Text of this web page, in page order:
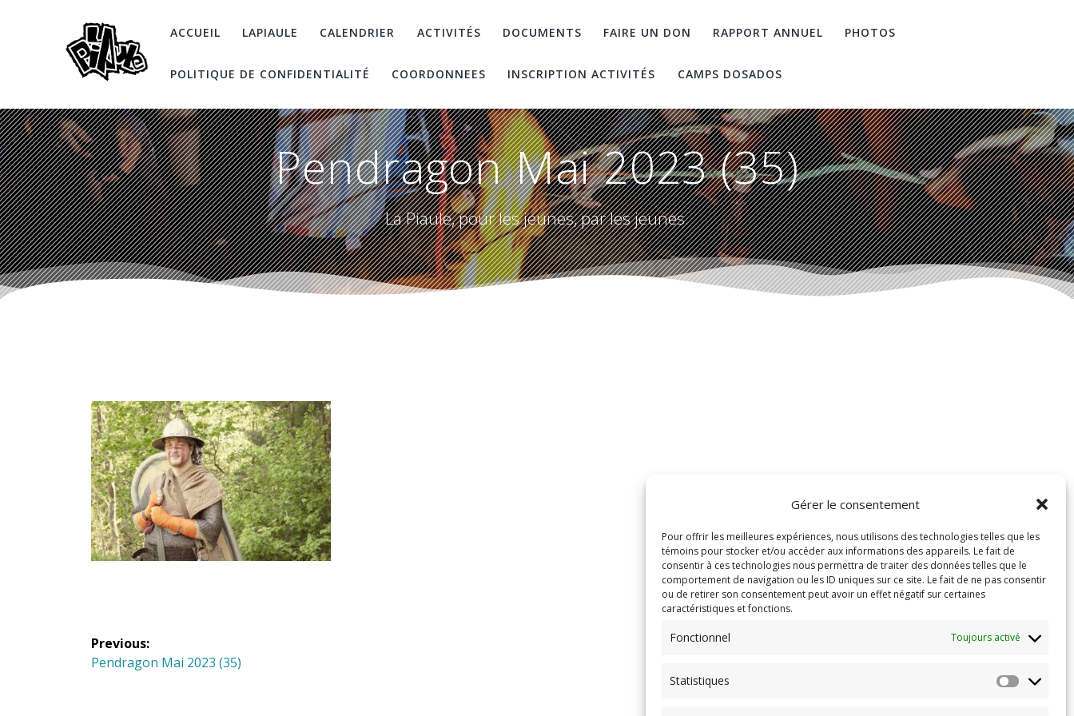
Gérer le consentement
Pour offrir les meilleures expériences, nous utilisons des technologies telles que les
témoins pour stocker et/ou accéder aux informations des appareils. Le fait de
consentir à ces technologies nous permettra de traiter des données telles que le
comportement de navigation ou les ID uniques sur ce site. Le fait de ne pas consentir
ou de retirer son consentement peut avoir un effet négatif sur certaines
caractéristiques et fonctions.
Fonctionnel Toujours activé
Statistiques
ACCUEIL LAPIAULE CALENDRIER ACTIVITÉS DOCUMENTS FAIRE UN DON RAPPORT ANNUEL PHOTOS
POLITIQUE DE CONFIDENTIALITÉ COORDONNEES INSCRIPTION ACTIVITÉS CAMPS DOSADOS
Pendragon Mai 2023 (35)
La Piaule, pour les jeunes, par les jeunes.
Navigation
de
Previous:
Previous
Pendragon Mai 2023 (35)